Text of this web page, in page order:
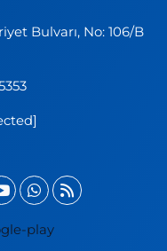
Bulvarı, No: 106/B